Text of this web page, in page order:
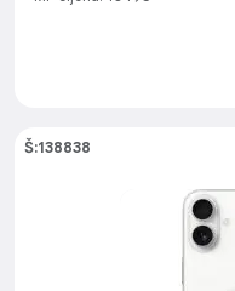
Š:138838